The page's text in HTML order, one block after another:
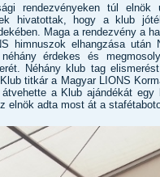
rendezvényeken túl
hivatottak, hogy a klub
Maga a rendezvény a
himnuszok elhangzása után
érdekes és
Néhány klub tag
titkár a Magyar LIONS
a Klub ajándékát
elnök adta most át a